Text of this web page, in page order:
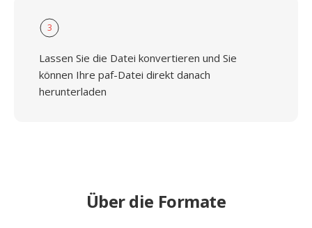
3
Lassen Sie die Datei konvertieren und Sie
können Ihre paf-Datei direkt danach
herunterladen
Über die Formate